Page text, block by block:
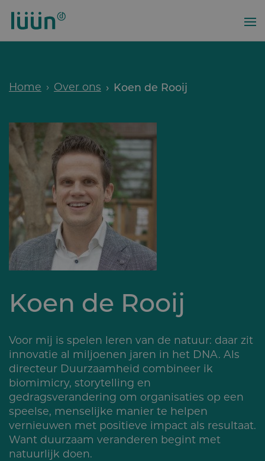
Home Over ons Koen de Rooij
Koen de Rooij
Voor mij is spelen leren van de natuur: daar zit
innovatie al miljoenen jaren in het DNA. Als
directeur Duurzaamheid combineer ik
biomimicry, storytelling en
gedragsverandering om organisaties op een
speelse, menselijke manier te helpen
vernieuwen met positieve impact als resultaat.
Want duurzaam veranderen begint met
natuurlijk doen.